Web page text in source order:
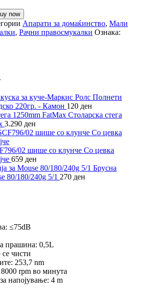
now
Апарати за домаќинство, Мали
, Рачни правосмукалки Ознака:
за куче-Маркис Ролс Полнети
220гр. - Камон 120 ден
Столарска стега
3.290 ден
02 шише со клунче Со цевка
659 ден
Брусна
80/180/240g 5/1 270 ден
≤75dB
прашина: 0,5L
се чисти
253,7 nm
rpm во минута
напојување: 4 m